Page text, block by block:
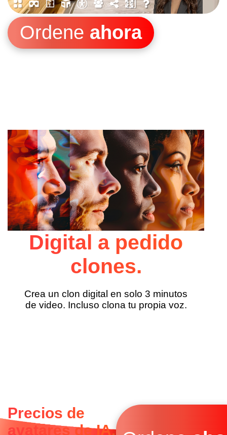
Ordene ahora
Digital a pedido
clones.
Crea un clon digital en solo 3 minutos
de video. Incluso clona tu propia voz.
Precios de
avatares de IA.